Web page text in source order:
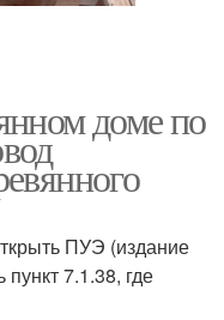
доме по
ПУЭ (издание
7.1.38, где